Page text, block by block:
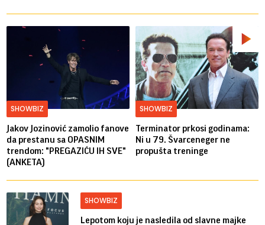
SHOWBIZ
Jakov Jozinović zamolio fanove
da prestanu sa OPASNIM
trendom: "PREGAZIĆU IH SVE"
(ANKETA)
SHOWBIZ
Terminator prkosi godinama:
Ni u 79. Švarceneger ne
propušta treninge
SHOWBIZ
Lepotom koju je nasledila od slavne majke